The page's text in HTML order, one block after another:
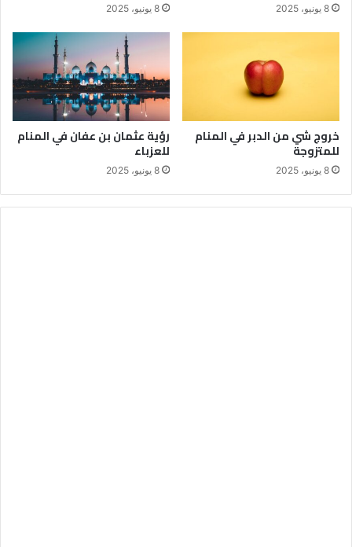
8 يونيو، 2025 8 يونيو، 2025
خروج شي من الدبر في المنام
للمتزوجة
8 يونيو، 2025
رؤية عثمان بن عفان في المنام
للعزباء
8 يونيو، 2025